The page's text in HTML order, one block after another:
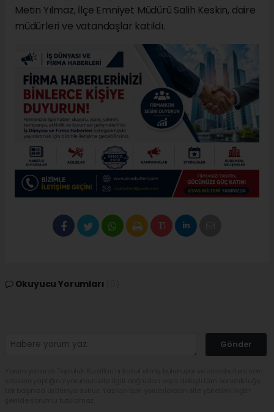
Metin Yılmaz, İlçe Emniyet Müdürü Salih Keskin, daire
müdürleri ve vatandaşlar katıldı.
Okuyucu Yorumları
Gönder